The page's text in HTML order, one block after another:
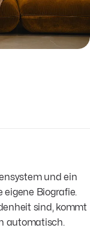
und ein
Biografie.
sind, kommt
automatisch.